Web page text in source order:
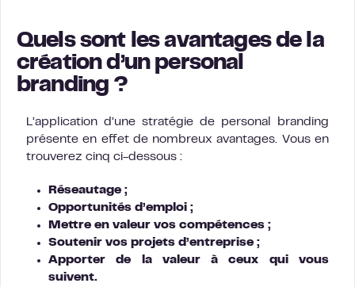
Quels sont les avantages de la
création d’un personal
branding ?
L’application d’une stratégie de personal branding
présente en effet de nombreux avantages. Vous en
trouverez cinq ci-dessous :
Réseautage ;
Opportunités d’emploi ;
Mettre en valeur vos compétences ;
Soutenir vos projets d’entreprise ;
Apporter de la valeur à ceux qui vous
suivent.